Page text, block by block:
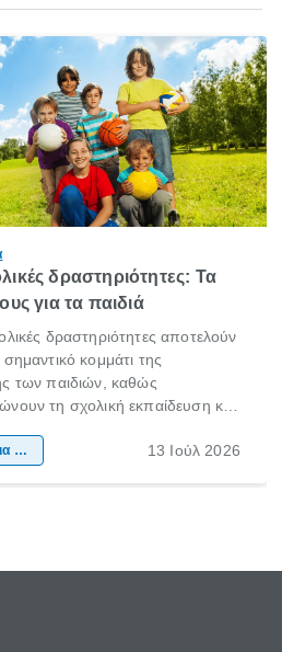
δραστηριότητες: Τα
για τα παιδιά
δραστηριότητες αποτελούν
κομμάτι της
των παιδιών, καθώς
τη σχολική εκπαίδευση και
της κοινωνικότητας
οικογένεια & παιδί 13 Ιούλ 2026